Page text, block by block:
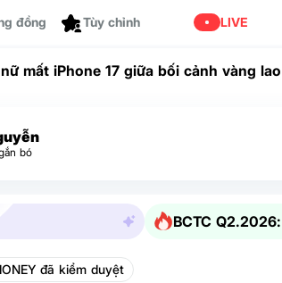
đồng Tùy chỉnh LIVE
mất iPhone 17 giữa bối cảnh vàng
bó
BCTC
đã kiểm duyệt